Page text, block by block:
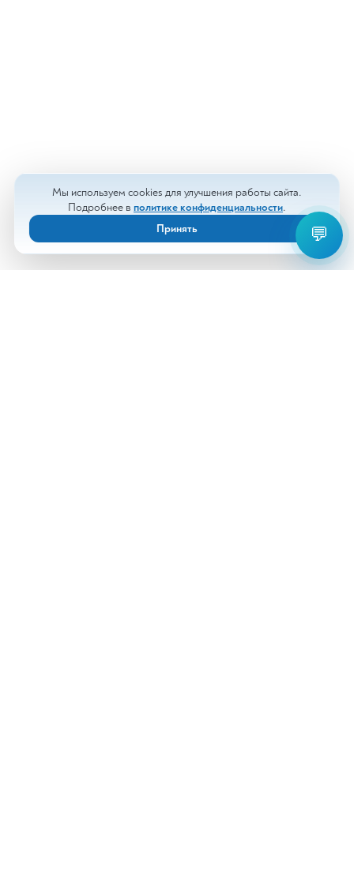
Мы используем cookies для улучшения работы сайта.
Подробнее в политике конфиденциальности.
Принять
💬